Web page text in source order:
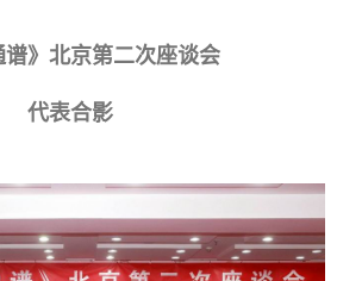
谱》北京第二次座谈会
代表合影